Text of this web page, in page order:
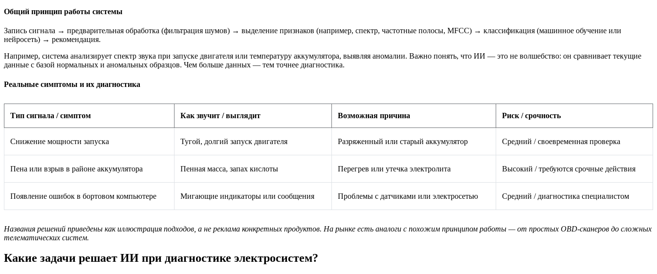
Общий принцип работы системы
Запись сигнала → предварительная обработка (фильтрация шумов) → выделение признаков (например, спектр, частотные полосы, MFCC) → классификация (машинное обучение или
нейросеть) → рекомендация.
Например, система анализирует спектр звука при запуске двигателя или температуру аккумулятора, выявляя аномалии. Важно понять, что ИИ — это не волшебство: он сравнивает текущие
данные с базой нормальных и аномальных образцов. Чем больше данных — тем точнее диагностика.
Реальные симптомы и их диагностика
Тип сигнала / симптом Как звучит / выглядит Возможная причина Риск / срочность
Снижение мощности запуска Тугой, долгий запуск двигателя Разряженный или старый аккумулятор Средний / своевременная проверка
Пена или взрыв в районе аккумулятора Пенная масса, запах кислоты Перегрев или утечка электролита Высокий / требуются срочные действия
Появление ошибок в бортовом компьютере Мигающие индикаторы или сообщения Проблемы с датчиками или электросетью Средний / диагностика специалистом
Названия решений приведены как иллюстрация подходов, а не реклама конкретных продуктов. На рынке есть аналоги с похожим принципом работы — от простых OBD‑сканеров до сложных
телематических систем.
Какие задачи решает ИИ при диагностике электросистем?